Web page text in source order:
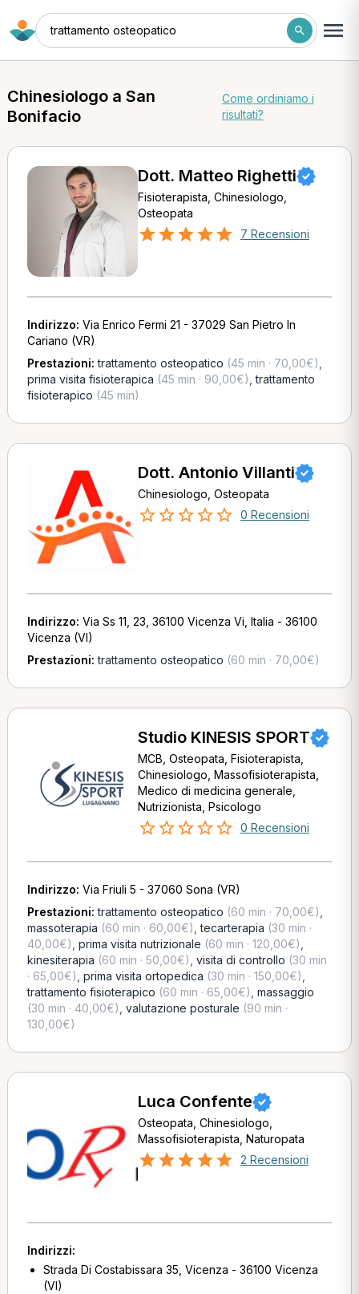
trattamento osteopatico
Chinesiologo a San
Bonifacio
Come ordiniamo i
risultati?
Dott. Matteo Righetti
Fisioterapista, Chinesiologo,
Osteopata
7 Recensioni
Indirizzo: Via Enrico Fermi 21 - 37029 San Pietro In
Cariano (VR)
Prestazioni:trattamento osteopatico (45 min · 70,00€)
prima visita fisioterapica (45 min · 90,00€) ,trattamento
fisioterapico (45 min)
Dott. Antonio Villanti
Chinesiologo, Osteopata
0 Recensioni
Indirizzo: Via Ss 11, 23, 36100 Vicenza Vi, Italia - 36100
Vicenza (VI)
Prestazioni:trattamento osteopatico (60 min · 70,00€)
Studio KINESIS SPORT
MCB, Osteopata, Fisioterapista,
Chinesiologo, Massofisioterapista,
Medico di medicina generale,
Nutrizionista, Psicologo
0 Recensioni
Indirizzo: Via Friuli 5 - 37060 Sona (VR)
Prestazioni:trattamento osteopatico (60 min · 70,00€)
massoterapia (60 min · 60,00€) ,tecarterapia (30 min ·
40,00€) prima visita nutrizionale (60 min · 120,00€)
kinesiterapia (60 min · 50,00€) visita di controllo (30 min
· 65,00€) prima visita ortopedica (30 min · 150,00€)
trattamento fisioterapico (60 min · 65,00€) massaggio
(30 min · 40,00€) valutazione posturale (90 min ·
130,00€)
Luca Confente
Osteopata, Chinesiologo,
Massofisioterapista, Naturopata
2 Recensioni
Indirizzi:
Strada Di Costabissara 35, Vicenza - 36100 Vicenza
(VI)